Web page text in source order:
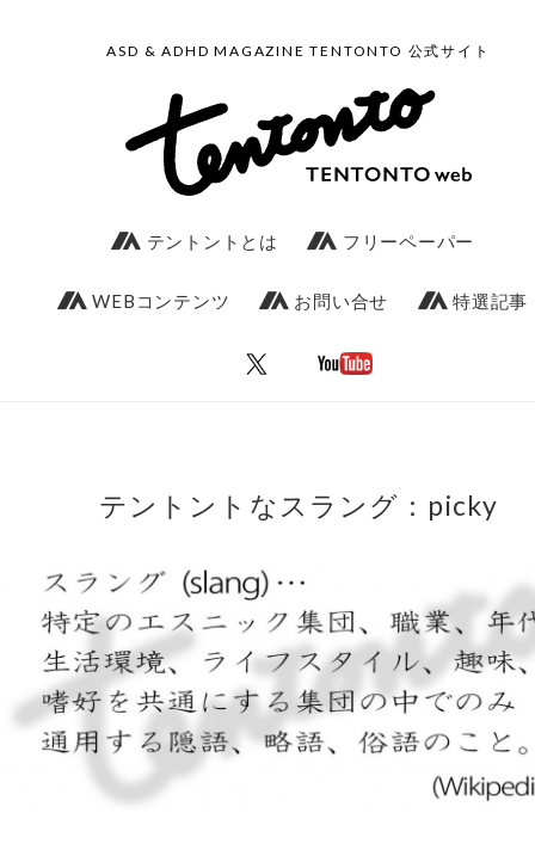
ASD & ADHD MAGAZINE TENTONTO 公式サイト
テントントとは フリーペーパー
WEBコンテンツ お問い合せ 特選記事
テントントなスラング：picky